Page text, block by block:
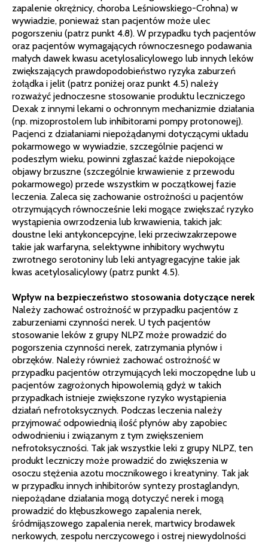
zapalenie okrężnicy, choroba Leśniowskiego-Crohna) w
wywiadzie, ponieważ stan pacjentów może ulec
pogorszeniu (patrz punkt 4.8). W przypadku tych pacjentów
oraz pacjentów wymagających równoczesnego podawania
małych dawek kwasu acetylosalicylowego lub innych leków
zwiększających prawdopodobieństwo ryzyka zaburzeń
żołądka i jelit (patrz poniżej oraz punkt 4.5) należy
rozważyć jednoczesne stosowanie produktu leczniczego
Dexak z innymi lekami o ochronnym mechanizmie działania
(np. mizoprostolem lub inhibitorami pompy protonowej).
Pacjenci z działaniami niepożądanymi dotyczącymi układu
pokarmowego w wywiadzie, szczególnie pacjenci w
podeszłym wieku, powinni zgłaszać każde niepokojące
objawy brzuszne (szczególnie krwawienie z przewodu
pokarmowego) przede wszystkim w początkowej fazie
leczenia. Zaleca się zachowanie ostrożności u pacjentów
otrzymujących równocześnie leki mogące zwiększać ryzyko
wystąpienia owrzodzenia lub krwawienia, takich jak:
doustne leki antykoncepcyjne, leki przeciwzakrzepowe
takie jak warfaryna, selektywne inhibitory wychwytu
zwrotnego serotoniny lub leki antyagregacyjne takie jak
kwas acetylosalicylowy (patrz punkt 4.5).
Wpływ na bezpieczeństwo stosowania dotyczące nerek
Należy zachować ostrożność w przypadku pacjentów z
zaburzeniami czynności nerek. U tych pacjentów
stosowanie leków z grupy NLPZ może prowadzić do
pogorszenia czynności nerek, zatrzymania płynów i
obrzęków. Należy również zachować ostrożność w
przypadku pacjentów otrzymujących leki moczopędne lub u
pacjentów zagrożonych hipowolemią gdyż w takich
przypadkach istnieje zwiększone ryzyko wystąpienia
działań nefrotoksycznych. Podczas leczenia należy
przyjmować odpowiednią ilość płynów aby zapobiec
odwodnieniu i związanym z tym zwiększeniem
nefrotoksyczności. Tak jak wszystkie leki z grupy NLPZ, ten
produkt leczniczy może prowadzić do zwiększenia w
osoczu stężenia azotu mocznikowego i kreatyniny. Tak jak
w przypadku innych inhibitorów syntezy prostaglandyn,
niepożądane działania mogą dotyczyć nerek i mogą
prowadzić do kłębuszkowego zapalenia nerek,
śródmijąszowego zapalenia nerek, martwicy brodawek
nerkowych, zespołu nerczycowego i ostrej niewydolności